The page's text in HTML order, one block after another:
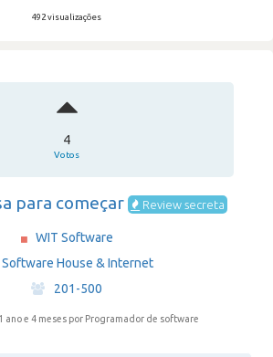
492 visualizações
4
Votos
para começar Review secreta
WIT Software
Software House & Internet
·
201-500
ano e 4 meses por Programador de software